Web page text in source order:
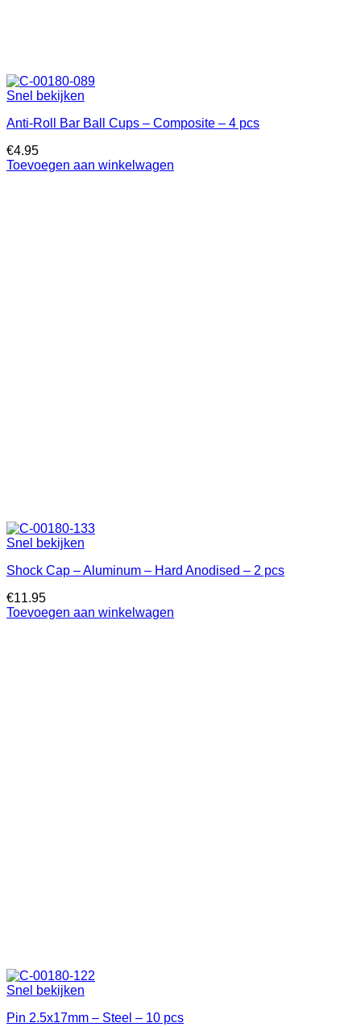
Snel bekijken
Anti-Roll Bar Ball Cups – Composite – 4 pcs
€4.95
Toevoegen aan winkelwagen
Snel bekijken
Shock Cap – Aluminum – Hard Anodised – 2 pcs
€11.95
Toevoegen aan winkelwagen
Snel bekijken
Pin 2.5x17mm – Steel – 10 pcs